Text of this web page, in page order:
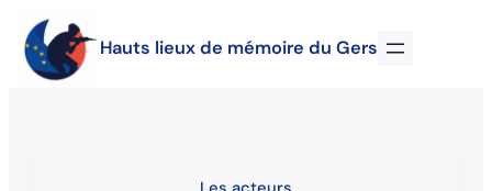
Hauts lieux de mémoire du Gers